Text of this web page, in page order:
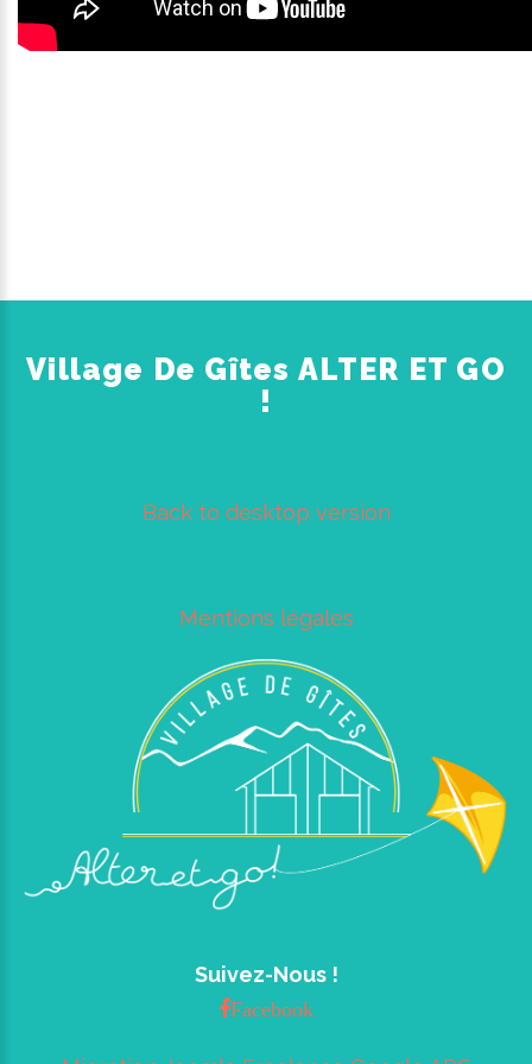
Village De Gîtes ALTER ET GO
!
Back to desktop version
Mentions légales
Suivez-Nous !
Facebook